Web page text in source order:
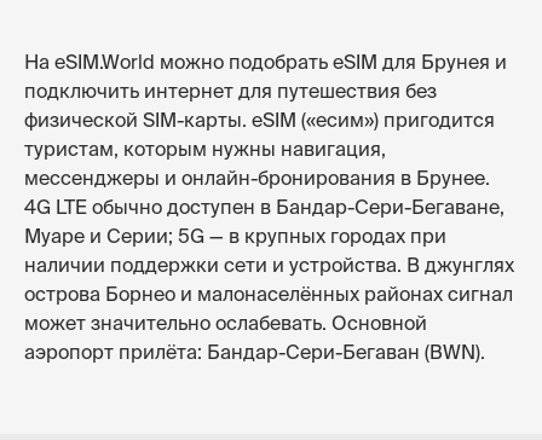
На eSIM.World можно подобрать eSIM для Брунея и
подключить интернет для путешествия без
физической SIM-карты. eSIM («есим») пригодится
туристам, которым нужны навигация,
мессенджеры и онлайн-бронирования в Брунее.
4G LTE обычно доступен в Бандар-Сери-Бегаване,
Муаре и Серии; 5G — в крупных городах при
наличии поддержки сети и устройства. В джунглях
острова Борнео и малонаселённых районах сигнал
может значительно ослабевать. Основной
аэропорт прилёта: Бандар-Сери-Бегаван (BWN).